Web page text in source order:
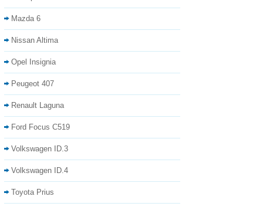
Mazda 6
Nissan Altima
Opel Insignia
Peugeot 407
Renault Laguna
Ford Focus C519
Volkswagen ID.3
Volkswagen ID.4
Toyota Prius